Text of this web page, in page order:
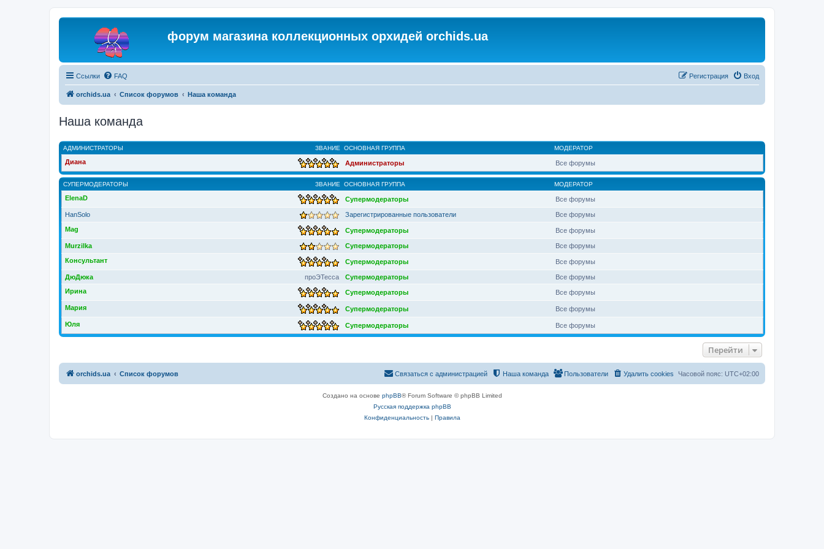
форум магазина коллекционных орхидей orchids.ua
Ссылки FAQ Вход
Регистрация
orchids.ua Список форумов Наша команда
Наша команда
ЗВАНИЕ
АДМИНИСТРАТОРЫ ОСНОВНАЯ ГРУППА МОДЕРАТОР
Диана Администраторы Все форумы
ЗВАНИЕ
СУПЕРМОДЕРАТОРЫ ОСНОВНАЯ ГРУППА МОДЕРАТОР
ElenaD Супермодераторы Все форумы
HanSolo Зарегистрированные пользователи
Все форумы
Mag
Супермодераторы Все форумы
Murzilka Супермодераторы
Все форумы
Консультант
Супермодераторы Все форумы
проЭТесса
ДюДюка Супермодераторы
Все форумы
Ирина
Супермодераторы Все форумы
Мария Супермодераторы Все форумы
Юля Супермодераторы Все форумы
Перейти
orchids.ua Список форумов Часовой пояс: UTC+02:00
Удалить cookies
Пользователи
Наша команда
Связаться с администрацией
Создано на основе phpBB® Forum Software © phpBB Limited
Русская поддержка phpBB
Конфиденциальность| Правила